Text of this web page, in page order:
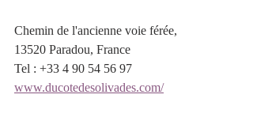
Chemin de l'ancienne voie férée,
13520 Paradou, France
Tel : +33 4 90 54 56 97
www.ducotedesolivades.com/